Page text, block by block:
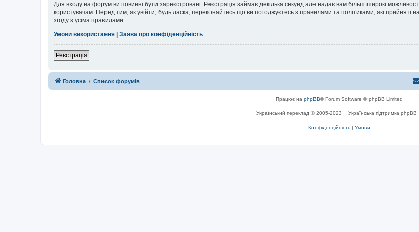
Для входу на форум ви повинні бути зареєстровані. Реєстрація займає декілька секунд але надає вам більш широкі
користувачам. Перед тим, як увійти, будь ласка, переконайтесь що ви погоджуєтесь з правилами та політиками, які
згоду з усіма правилами.
Умови використання
Заява про конфіденційність
Реєстрація
Головна Список форумів
Працює на phpBB® Forum Software © phpBB Limited
Український переклад © 2005-2023 Українська підтримка phpBB
Конфіденційність | Умови